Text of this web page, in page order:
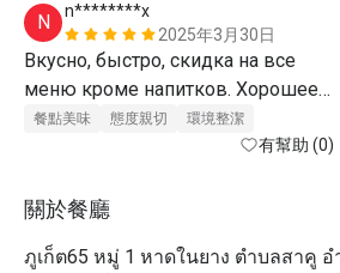
N
n********x
2025年3月30日
Вкусно, быстро, скидка на все
меню кроме напитков. Хорошее
обслуживаем
餐點美味 態度親切 環境整潔
有幫助 (0)
關於餐廳
ภูเก็ต65 หมู่ 1 หาดในยาง ตำบลสาคู อ